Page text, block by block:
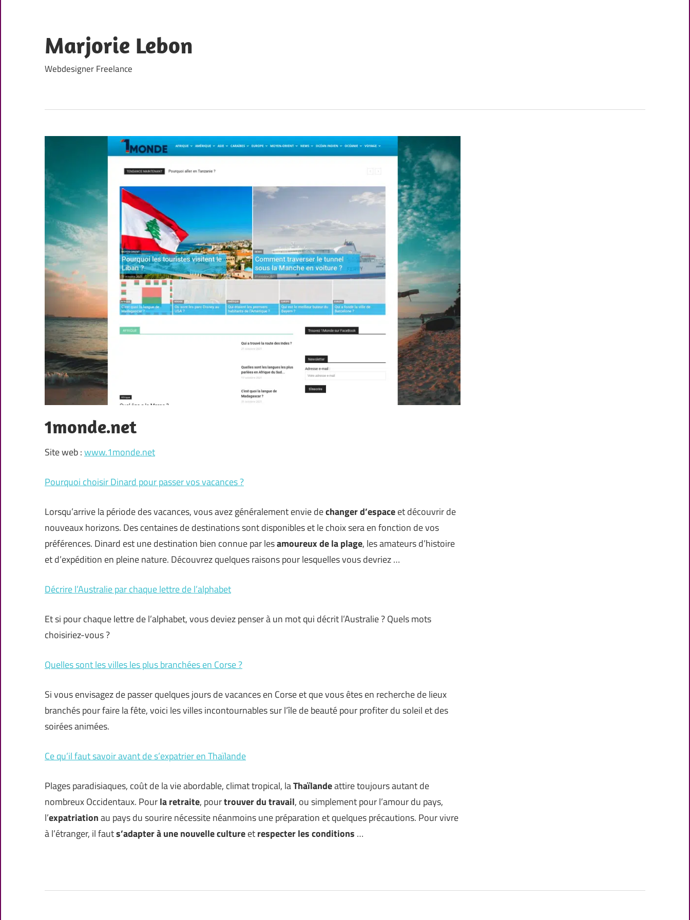
content
Marjorie Lebon
Webdesigner Freelance
1monde.net
Site web :www.1monde.net
Pourquoi choisir Dinard pour passer vos vacances ?
Lorsqu’arrive la période des vacances, vous avez généralement envie dechanger d’espaceet découvrir de
nouveaux horizons. Des centaines de destinations sont disponibles et le choix sera en fonction de vos
préférences. Dinard est une destination bien connue par lesamoureux de la plage, les amateurs d’histoire
et d’expédition en pleine nature. Découvrez quelques raisons pour lesquelles vous devriez …
Décrire l’Australie par chaque lettre de l’alphabet
Et si pour chaque lettre de l’alphabet, vous deviez penser à un mot qui décrit l’Australie ? Quels mots
choisiriez-vous ?
Quelles sont les villes les plus branchées en Corse ?
Si vous envisagez de passer quelques jours de vacances en Corse et que vous êtes en recherche de lieux
branchés pour faire la fête, voici les villes incontournables sur l’île de beauté pour profiter du soleil et des
soirées animées.
Ce qu’il faut savoir avant de s’expatrier en Thaïlande
Plages paradisiaques, coût de la vie abordable, climat tropical, laThaïlandeattire toujours autant de
nombreux Occidentaux. Pourla retraite, pourtrouver du travail, ou simplement pour l’amour du pays,
l’expatriationau pays du sourire nécessite néanmoins une préparation et quelques précautions. Pour vivre
à l’étranger, il fauts’adapter à une nouvelle cultureetrespecter les conditions …